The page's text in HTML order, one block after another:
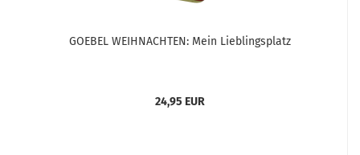
GOEBEL WEIHNACHTEN: Mein Lieblingsplatz
24,95 EUR